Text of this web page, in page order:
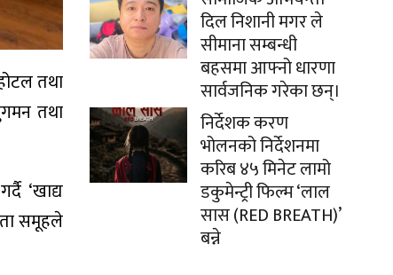
तथा
तथा
‘खाद्य
समूहले
दिल निशानी मगर ले
सीमाना सम्बन्धी
बहसमा आफ्नो धारणा
सार्वजनिक गरेका छन्।
निर्देशक करण
भोलनको निर्देशनमा
करिब ४५ मिनेट लामो
डकुमेन्ट्री फिल्म ‘लाल
सास (RED BREATH)’
बन्ने